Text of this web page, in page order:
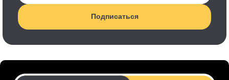
Подписаться